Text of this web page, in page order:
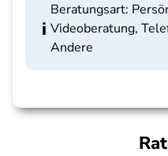
Beratungsart:
Videoberatung,
Andere